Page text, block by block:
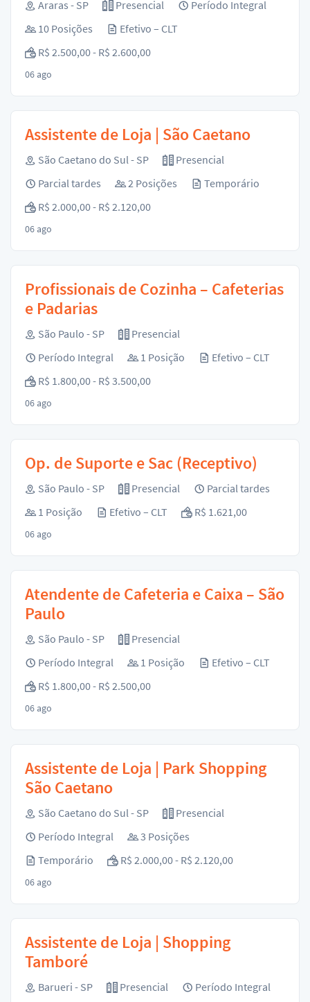
Araras - SP Presencial
Período Integral
10 Posições
Efetivo – CLT
R$ 2.500,00 - R$ 2.600,00
06 ago
Assistente de Loja | São Caetano
São Caetano do Sul - SP
Presencial
Parcial tardes
2 Posições
Temporário
R$ 2.000,00 - R$ 2.120,00
06 ago
Profissionais de Cozinha – Cafeterias
e Padarias
São Paulo - SP
Presencial
Período Integral
1 Posição
Efetivo – CLT
R$ 1.800,00 - R$ 3.500,00
06 ago
Op. de Suporte e Sac (Receptivo)
São Paulo - SP Presencial
Parcial tardes
1 Posição
Efetivo – CLT R$ 1.621,00
06 ago
Atendente de Cafeteria e Caixa – São
Paulo
São Paulo - SP
Presencial
Período Integral
1 Posição
Efetivo – CLT
R$ 1.800,00 - R$ 2.500,00
06 ago
Assistente de Loja | Park Shopping
São Caetano
São Caetano do Sul - SP
Presencial
Período Integral
3 Posições
Temporário
R$ 2.000,00 - R$ 2.120,00
06 ago
Assistente de Loja | Shopping
Tamboré
Barueri - SP Presencial
Período Integral